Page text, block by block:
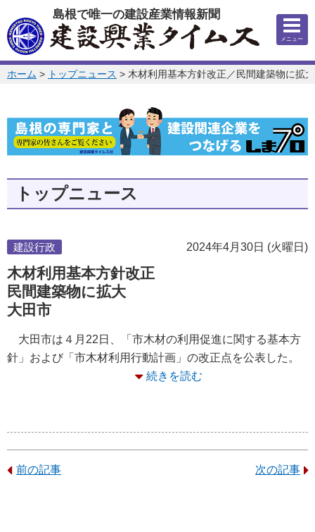
このページの本文へ
島根で唯一の建設産業情報新聞
メニュー
このページの位置:
ホーム > トップニュース > 木材利用基本方針改正／民間建築物に拡
トップニュース
2024年4月30日 (火曜日)
建設行政
木材利用基本方針改正
民間建築物に拡大
大田市
大田市は４月22日、「市木材の利用促進に関する基本方
針」および「市木材利用行動計画」の改正点を公表した。
続きを読む
前の記事 次の記事